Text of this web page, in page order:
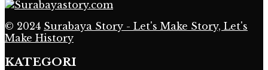
© 2024 Surabaya Story - Let's Make Story, Let's
Make History
KATEGORI